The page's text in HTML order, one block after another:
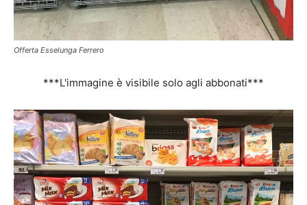
Offerta Esselunga Ferrero
***L'immagine è visibile solo agli abbonati***